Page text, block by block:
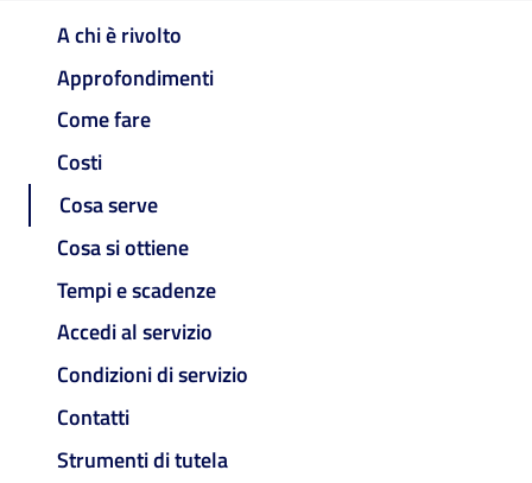
A chi è rivolto
Approfondimenti
Come fare
Costi
Cosa serve
Cosa si ottiene
Tempi e scadenze
Accedi al servizio
Condizioni di servizio
Contatti
Strumenti di tutela